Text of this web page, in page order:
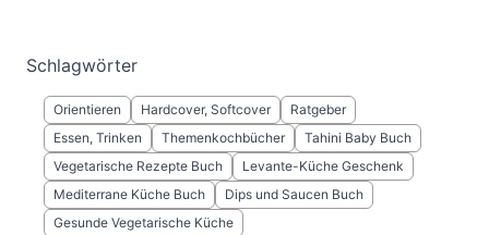
Schlagwörter
Orientieren Hardcover, Softcover
Ratgeber
Essen, Trinken
Themenkochbücher
Tahini Baby Buch
Vegetarische Rezepte Buch
Levante-Küche Geschenk
Mediterrane Küche Buch
Dips und Saucen Buch
Gesunde Vegetarische Küche